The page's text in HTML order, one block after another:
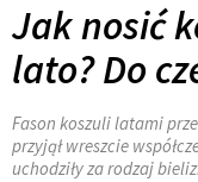
Jak nosić
lato? Do
Fason koszuli latami
przyjął wreszcie
uchodziły za rodzaj